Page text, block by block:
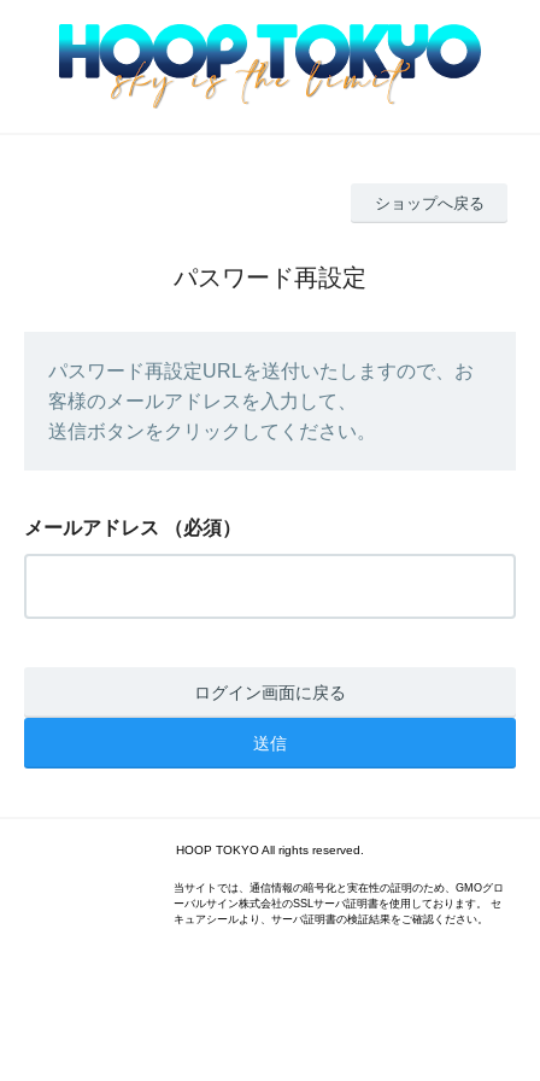
ショップへ戻る
パスワード再設定
パスワード再設定URLを送付いたしますので、お
客様のメールアドレスを入力して、
送信ボタンをクリックしてください。
メールアドレス （必須）
ログイン画面に戻る
HOOP TOKYO All rights reserved.
当サイトでは、通信情報の暗号化と実在性の証明のため、GMOグロ
ーバルサイン株式会社のSSLサーバ証明書を使用しております。 セ
キュアシールより、サーバ証明書の検証結果をご確認ください。